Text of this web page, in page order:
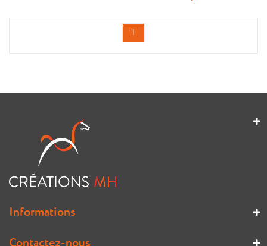
1
Informations
Contactez-nous